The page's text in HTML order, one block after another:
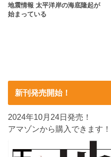
地震情報 太平洋岸の海底隆起が
始まっている
新刊発売開始！
2024年10月24日発売！
アマゾンから購入できます！